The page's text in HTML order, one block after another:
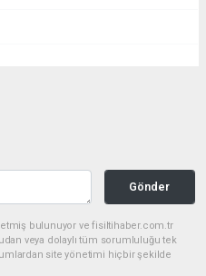
Gönder
etmiş bulunuyor ve fisiltihaber.com.tr
veya dolaylı tüm sorumluluğu tek
site yönetimi hiçbir şekilde